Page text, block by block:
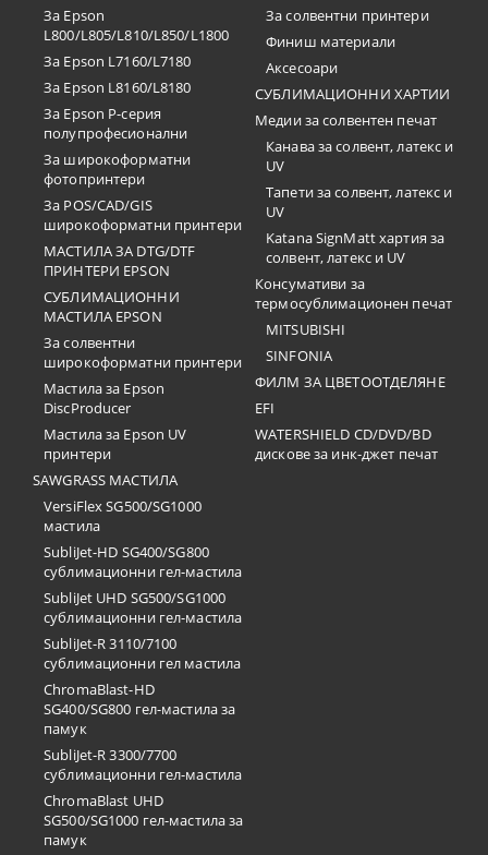
За Epson
L800/L805/L810/L850/L1800
За Epson L7160/L7180
За Epson L8160/L8180
За Epson P-серия
полупрофесионални
За широкоформатни
фотопринтери
За POS/CAD/GIS
широкоформатни принтери
МАСТИЛА ЗА DTG/DTF
ПРИНТЕРИ EPSON
СУБЛИМАЦИОННИ
МАСТИЛА EPSON
За солвентни
широкоформатни принтери
Мастила за Epson
DiscProducer
Мастила за Epson UV
принтери
SAWGRASS МАСТИЛА
VersiFlex SG500/SG1000
мастила
SubliJet-HD SG400/SG800
сублимационни гел-мастила
SubliJet UHD SG500/SG1000
сублимационни гел-мастила
SubliJet-R 3110/7100
сублимационни гел мастила
ChromaBlast-HD
SG400/SG800 гел-мастила за
памук
SubliJet-R 3300/7700
сублимационни гел-мастила
ChromaBlast UHD
SG500/SG1000 гел-мастила за
памук
За солвентни принтери
Финиш материали
Аксесоари
СУБЛИМАЦИОННИ ХАРТИИ
Медии за солвентен печат
Канава за солвент, латекс и
UV
Тапети за солвент, латекс и
UV
Katana SignMatt хартия за
солвент, латекс и UV
Консумативи за
термосублимационен печат
MITSUBISHI
SINFONIA
ФИЛМ ЗА ЦВЕТООТДЕЛЯНЕ
EFI
WATERSHIELD CD/DVD/BD
дискове за инк-джет печат